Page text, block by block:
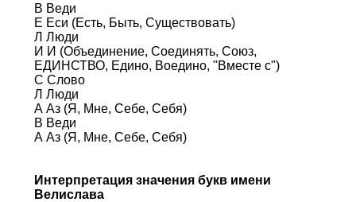
В Веди
Е Еси (Есть, Быть, Существовать)
Л Люди
И И (Объединение, Соединять, Союз,
ЕДИНСТВО, Едино, Воедино, "Вместе с")
С Слово
Л Люди
А Аз (Я, Мне, Себе, Себя)
В Веди
А Аз (Я, Мне, Себе, Себя)
Интерпретация значения букв имени
Велислава